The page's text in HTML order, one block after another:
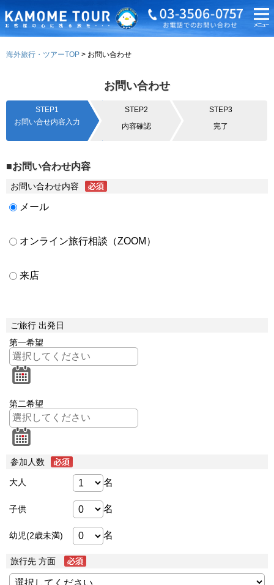
海外旅行・ツアーTOP お問い合わせ
お問い合わせ
STEP1
お問い合せ内容入力
STEP2
内容確認
STEP3
完了
■お問い合わせ内容
お問い合わせ内容
メール
オンライン旅行相談（ZOOM）
来店
ご旅行 出発日
第一希望
第二希望
参加人数
大人 名
子供 名
幼児(2歳未満) 名
旅行先 方面